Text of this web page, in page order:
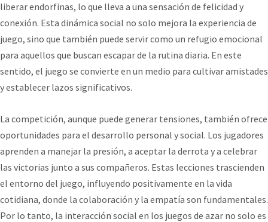
liberar endorfinas, lo que lleva a una sensación de felicidad y
conexión. Esta dinámica social no solo mejora la experiencia de
juego, sino que también puede servir como un refugio emocional
para aquellos que buscan escapar de la rutina diaria. En este
sentido, el juego se convierte en un medio para cultivar amistades
y establecer lazos significativos.
La competición, aunque puede generar tensiones, también ofrece
oportunidades para el desarrollo personal y social. Los jugadores
aprenden a manejar la presión, a aceptar la derrota y a celebrar
las victorias junto a sus compañeros. Estas lecciones trascienden
el entorno del juego, influyendo positivamente en la vida
cotidiana, donde la colaboración y la empatía son fundamentales.
Por lo tanto, la interacción social en los juegos de azar no solo es